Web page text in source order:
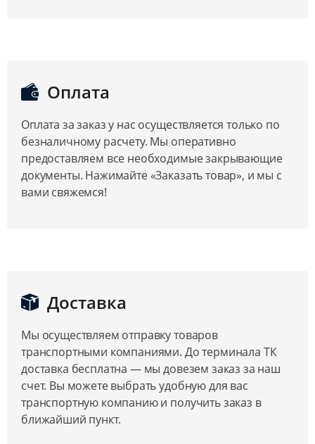
Оплата
Оплата за заказ у нас осуществляется только по
безналичному расчету. Мы оперативно
предоставляем все необходимые закрывающие
документы. Нажимайте «Заказать товар», и мы с
вами свяжемся!
Доставка
Мы осуществляем отправку товаров
транспортными компаниями. До терминала ТК
доставка бесплатна — мы довезем заказ за наш
счет. Вы можете выбрать удобную для вас
транспортную компанию и получить заказ в
ближайший пункт.